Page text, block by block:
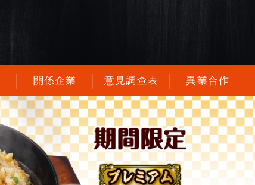
關係企業 意見調查表 異業合作